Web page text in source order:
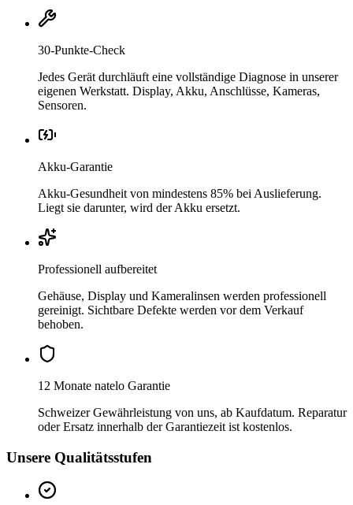
30-Punkte-Check
Jedes Gerät durchläuft eine vollständige Diagnose in unserer
eigenen Werkstatt. Display, Akku, Anschlüsse, Kameras,
Sensoren.
Akku-Garantie
Akku-Gesundheit von mindestens 85% bei Auslieferung.
Liegt sie darunter, wird der Akku ersetzt.
Professionell aufbereitet
Gehäuse, Display und Kameralinsen werden professionell
gereinigt. Sichtbare Defekte werden vor dem Verkauf
behoben.
12 Monate natelo Garantie
Schweizer Gewährleistung von uns, ab Kaufdatum. Reparatur
oder Ersatz innerhalb der Garantiezeit ist kostenlos.
Unsere Qualitätsstufen